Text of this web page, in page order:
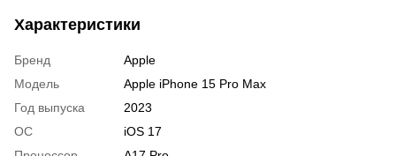
Характеристики
Бренд
Apple
Модель
Apple iPhone 15 Pro Max
Год выпуска
2023
ОС
iOS 17